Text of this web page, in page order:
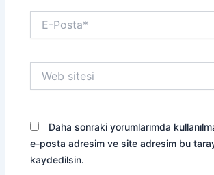
Posta*
sitesi
Daha sonraki yorumlarımda
e-posta adresim ve site adresim bu
kaydedilsin.